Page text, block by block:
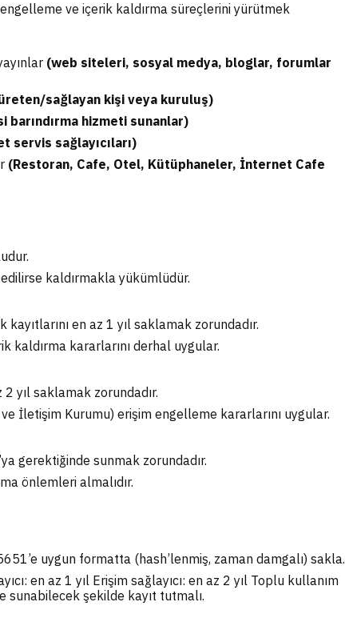
ve içerik kaldırma süreçlerini yürütmek
(web siteleri, sosyal medya, bloglar, forumlar
üreten/sağlayan kişi veya kuruluş)
barındırma hizmeti sunanlar)
servis sağlayıcıları)
(Restoran, Cafe, Otel, Kütüphaneler, İnternet Cafe
kaldırmakla yükümlüdür.
kayıtlarını en az 1 yıl saklamak zorundadır.
kaldırma kararlarını derhal uygular.
2 yıl saklamak zorundadır.
İletişim Kurumu) erişim engelleme kararlarını uygular.
gerektiğinde sunmak zorundadır.
önlemleri almalıdır.
uygun formatta (hash’lenmiş, zaman damgalı) sakla.
en az 1 yıl Erişim sağlayıcı: en az 2 yıl Toplu kullanım
sunabilecek şekilde kayıt tutmalı.